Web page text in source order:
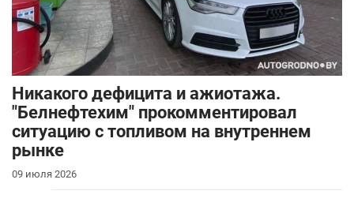
Никакого дефицита и ажиотажа.
"Белнефтехим" прокомментировал
ситуацию с топливом на внутреннем
рынке
09 июля 2026